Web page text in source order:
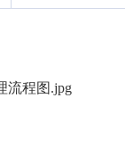
流程图.jpg